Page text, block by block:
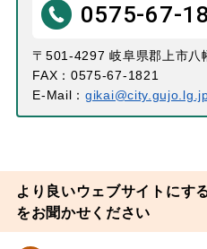
0575-67-
〒501-4297 岐阜県郡上市八
FAX：0575-67-1821
E-Mail：
より良いウェブサイトにす
をお聞かせください